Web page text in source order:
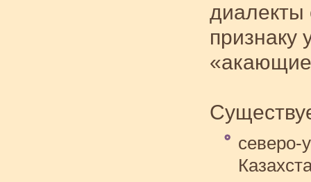
диалекты
признаку
северо-